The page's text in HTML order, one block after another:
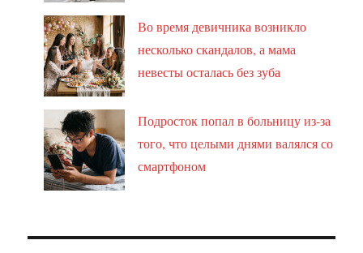
Во время девичника возникло
несколько скандалов, а мама
невесты осталась без зуба
Подросток попал в больницу из-за
того, что целыми днями валялся со
смартфоном